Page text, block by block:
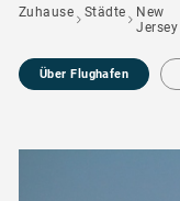
Zuhause Städte
New
Jersey
Über Flughafen